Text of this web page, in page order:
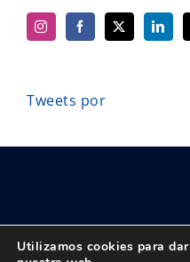
Tweets por
Utilizamos cookies para